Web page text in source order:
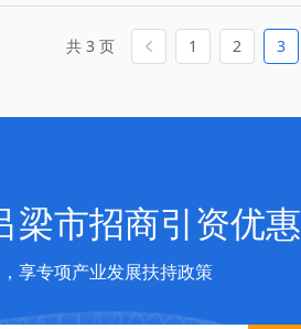
共 3 页 1 2 3
梁市招商引资优
享专项产业发展扶持政策